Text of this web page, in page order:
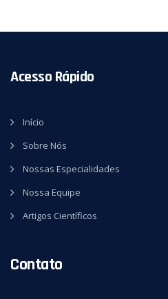
Acesso Rápido
Início
Sobre Nós
Nossas Especialidades
Nossa Equipe
Artigos Científicos
Contato